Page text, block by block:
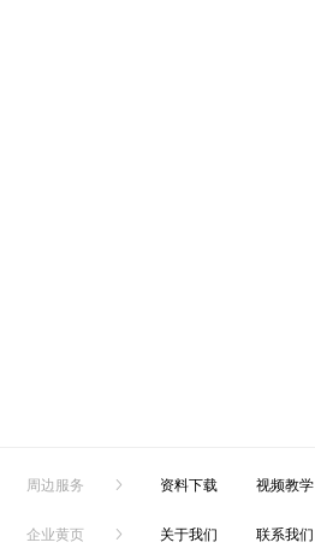
周边服务 资料下载 视频教学
企业黄页 关于我们 联系我们